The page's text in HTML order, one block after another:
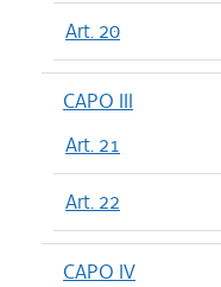
Art. 20
CAPO III
Art. 21
Art. 22
CAPO IV